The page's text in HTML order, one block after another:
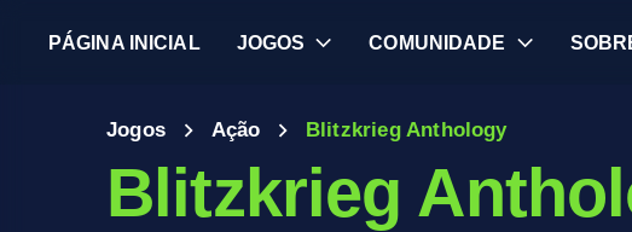
PÁGINA INICIAL JOGOS COMUNIDADE
Jogos Ação Blitzkrieg Anthology
Blitzkrieg